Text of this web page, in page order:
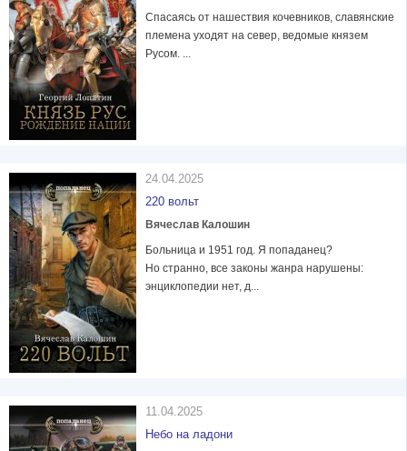
Спасаясь от нашествия кочевников, славянские
племена уходят на север, ведомые князем
Русом. ...
24.04.2025
220 вольт
Вячеслав Калошин
Больница и 1951 год. Я попаданец?
Но странно, все законы жанра нарушены:
энциклопедии нет, д...
11.04.2025
Небо на ладони